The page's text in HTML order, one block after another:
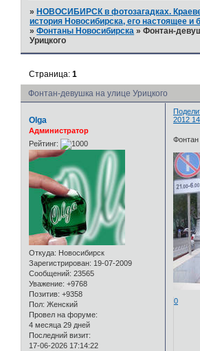
» НОВОСИБИРСК в фотозагадках.
история Новосибирска, его настоящее и
»Фонтаны Новосибирска »Фонтан-
Урицкого
Фонтан-девушка на улице Урицкого
Страница:1
2012
Olga
Администратор
Рейтинг:
Откуда: Новосибирск
Зарегистрирован: 19-07-2009
Сообщений: 23565
Уважение: +9768
Позитив: +9358
Пол: Женский
Провел на форуме:
4 месяца 29 дней
Последний визит:
17-06-2026 17:14:22
Фонтан
0